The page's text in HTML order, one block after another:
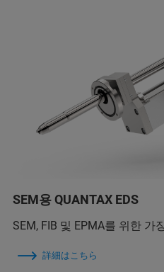
SEM용 QUANTAX EDS
SEM, FIB 및 EPMA를 위한 가
詳細はこちら